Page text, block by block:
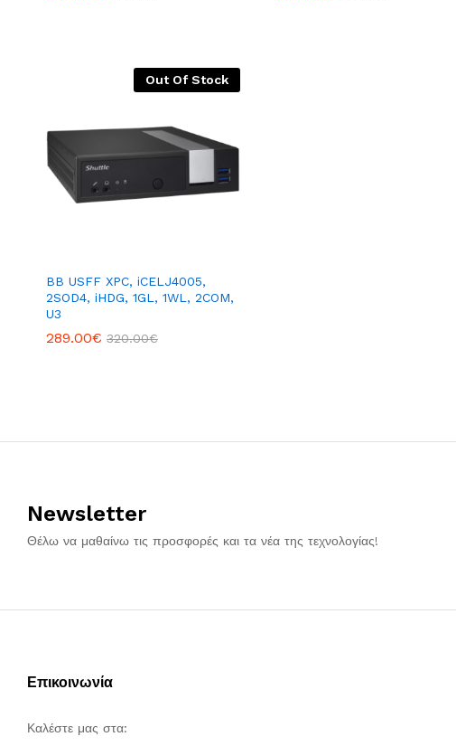
Out Of Stock
BB USFF XPC, iCELJ4005,
2SOD4, iHDG, 1GL, 1WL, 2COM,
U3
289.00€ 320.00€
Newsletter
Θέλω να μαθαίνω τις προσφορές και τα νέα της τεχνολογίας!
Επικοινωνία
Καλέστε μας στα: